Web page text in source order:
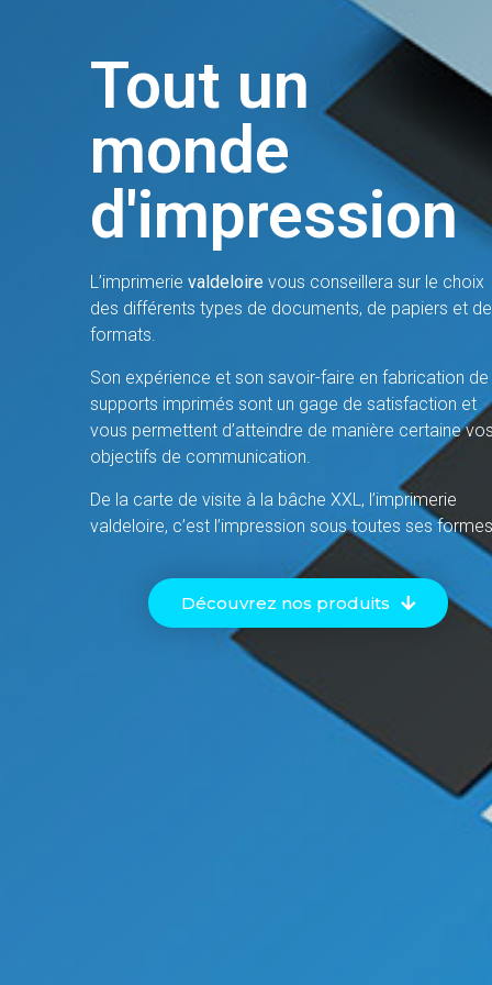
Tout un
monde
d'impression
L’imprimerie valdeloire vous conseillera sur le choix
des différents types de documents, de papiers et de
formats.
Son expérience et son savoir-faire en fabrication de
supports imprimés sont un gage de satisfaction et
vous permettent d’atteindre de manière certaine
objectifs de communication.
De la carte de visite à la bâche XXL, l’imprimerie
valdeloire, c’est l’impression sous toutes ses
Découvrez nos produits